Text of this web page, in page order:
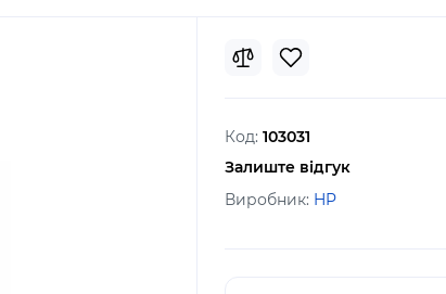
Код: 103031
Залиште відгук
Виробник: HP